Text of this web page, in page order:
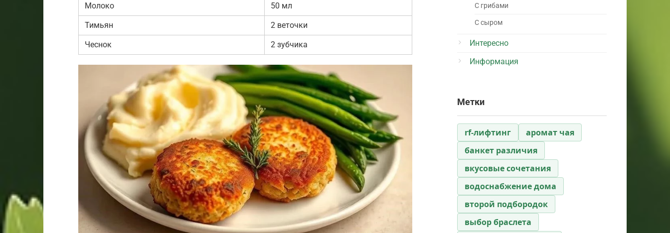
Молоко 50 мл
Тимьян 2 веточки
Чеснок 2 зубчика
С грибами
С сыром
Интересно
Информация
Метки
rf-лифтинг
аромат чая
банкет различия
вкусовые сочетания
водоснабжение дома
второй подбородок
выбор браслета